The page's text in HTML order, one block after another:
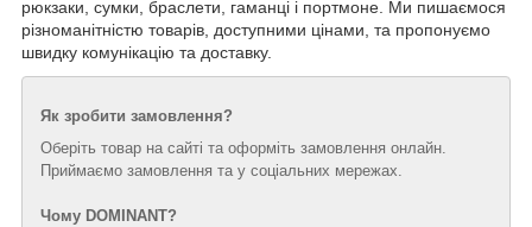
рюкзаки, сумки, браслети, гаманці і портмоне. Ми пишаємося
різноманітністю товарів, доступними цінами, та пропонуємо
швидку комунікацію та доставку.
Як зробити замовлення?
Оберіть товар на сайті та оформіть замовлення онлайн.
Приймаємо замовлення та у соціальних мережах.
Чому DOMINANT?